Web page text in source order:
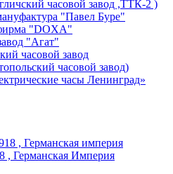
часовой завод ,ТТК-2 )
"Павел Буре"
"DOXA"
"Агат"
часовой завод
часовой завод)
часы Ленинград»
, Германская империя
, Германская Империя